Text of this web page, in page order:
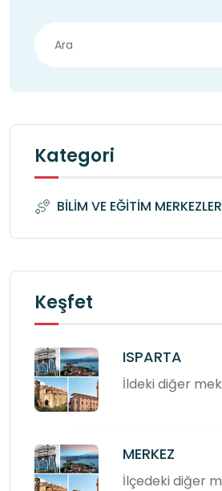
Kategori
BİLİM VE EĞİTİM
Keşfet
ISPARTA
İldeki diğer
MERKEZ
İlçedeki diğer